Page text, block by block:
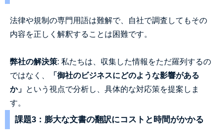
法律や規制の専門用語は難解で、自社で調査してもその
内容を正しく解釈することは困難です。
弊社の解決策: 私たちは、収集した情報をただ羅列するの
ではなく、
「御社のビジネスにどのような影響がある
か」 という視点で分析し、具体的な対応策を提案しま
す。
課題3：膨大な文書の翻訳にコストと時間がかかる